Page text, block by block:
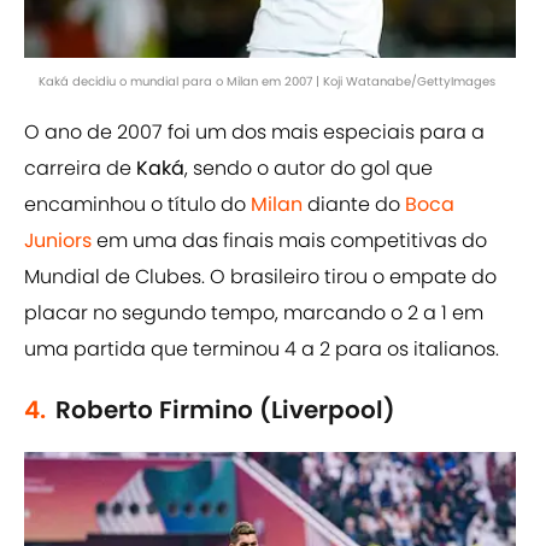
Kaká decidiu o mundial para o Milan em 2007 | Koji Watanabe/GettyImages
O ano de 2007 foi um dos mais especiais para a
carreira de Kaká, sendo o autor do gol que
encaminhou o título do Milan diante do Boca
Juniorsem uma das finais mais competitivas do
Mundial de Clubes. O brasileiro tirou o empate do
placar no segundo tempo, marcando o 2 a 1 em
uma partida que terminou 4 a 2 para os italianos.
4. Roberto Firmino (Liverpool)